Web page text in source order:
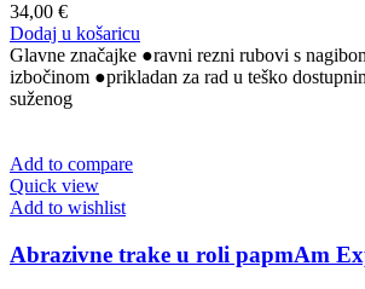
34,00 €
Dodaj u košaricu
Glavne značajke ●ravni rezni rubovi s
izbočinom ●prikladan za rad u teško
suženog
Add to compare
Quick view
Add to wishlist
Abrazivne trake u roli papmAm